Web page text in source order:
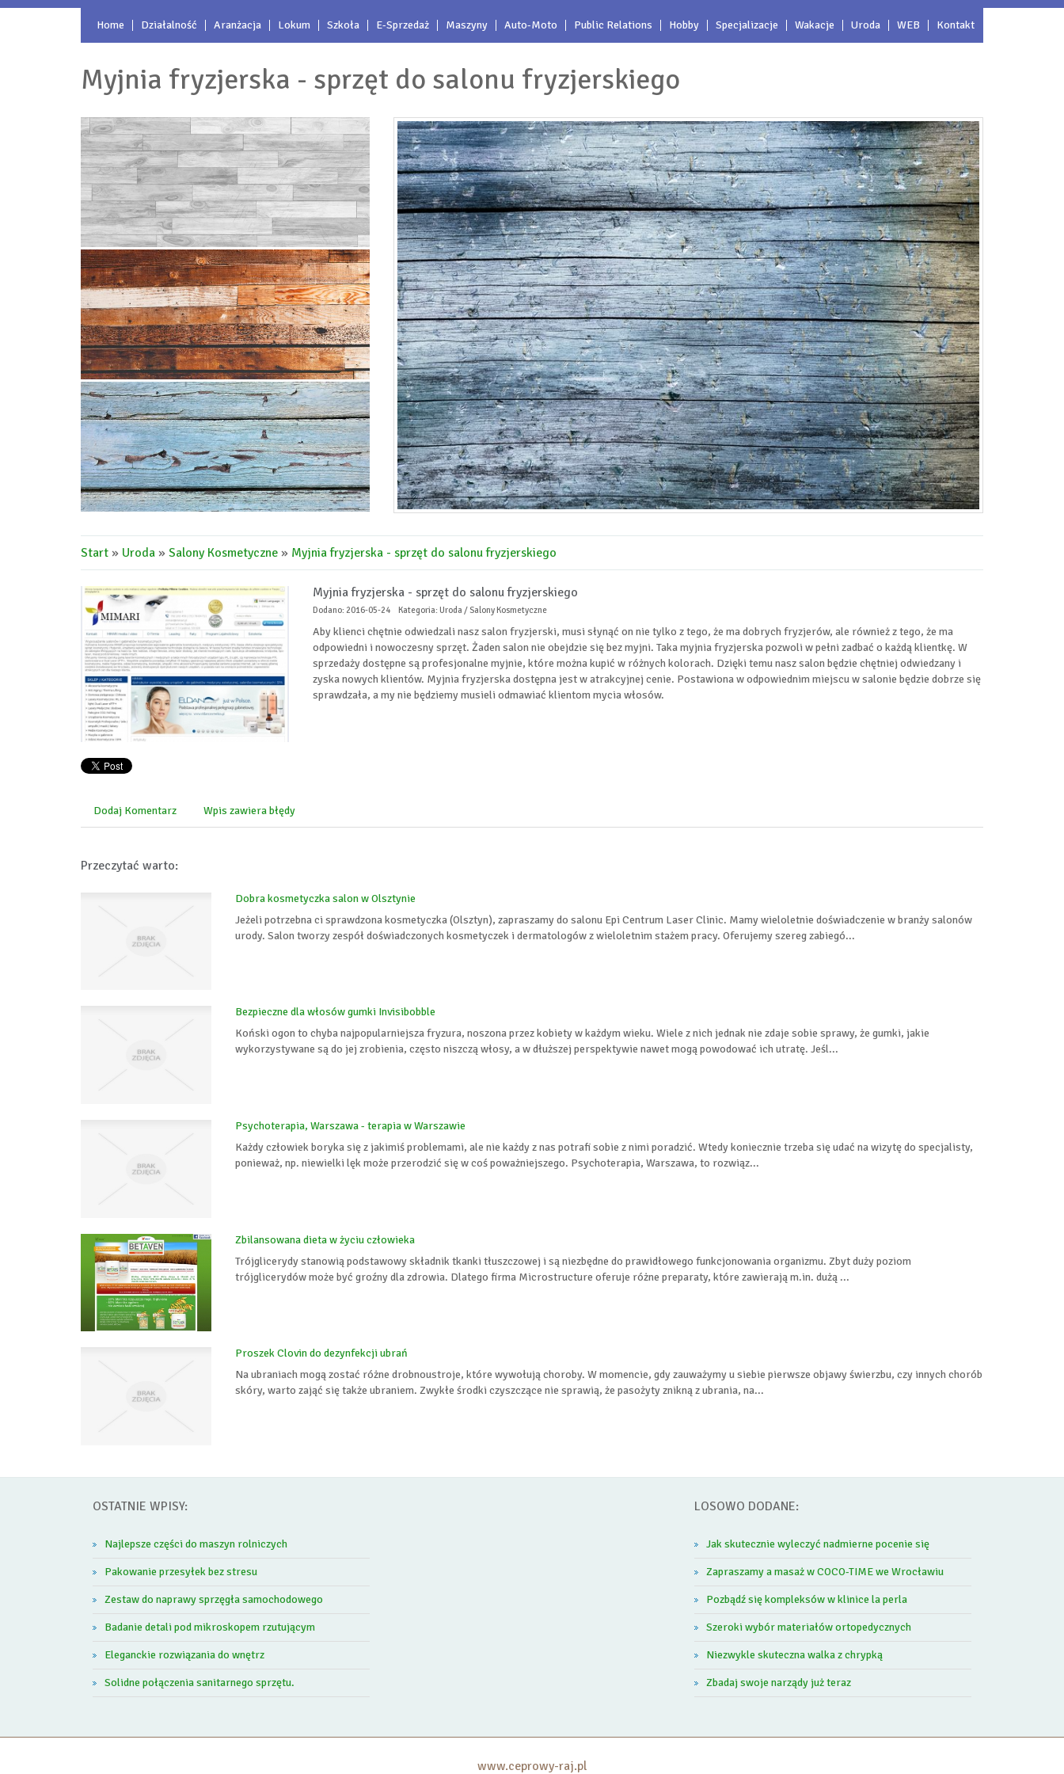
Home Działalność Aranżacja Lokum Szkoła E-Sprzedaż Maszyny Auto-Moto Public Relations Hobby Specjalizacje Wakacje Uroda WEB Kontakt
Myjnia fryzjerska - sprzęt do salonu fryzjerskiego
Start » Uroda » Salony Kosmetyczne » Myjnia fryzjerska - sprzęt do salonu fryzjerskiego
Myjnia fryzjerska - sprzęt do salonu fryzjerskiego
Dodano: 2016-05-24 Kategoria: Uroda / Salony Kosmetyczne
Aby klienci chętnie odwiedzali nasz salon fryzjerski, musi słynąć on nie tylko z tego, że ma dobrych fryzjerów, ale również z tego, że ma
odpowiedni i nowoczesny sprzęt. Żaden salon nie obejdzie się bez myjni. Taka myjnia fryzjerska pozwoli w pełni zadbać o każdą klientkę. W
sprzedaży dostępne są profesjonalne myjnie, które można kupić w różnych kolorach. Dzięki temu nasz salon będzie chętniej odwiedzany i
zyska nowych klientów. Myjnia fryzjerska dostępna jest w atrakcyjnej cenie. Postawiona w odpowiednim miejscu w salonie będzie dobrze się
sprawdzała, a my nie będziemy musieli odmawiać klientom mycia włosów.
Dodaj Komentarz Wpis zawiera błędy
Przeczytać warto:
Dobra kosmetyczka salon w Olsztynie
Jeżeli potrzebna ci sprawdzona kosmetyczka (Olsztyn), zapraszamy do salonu Epi Centrum Laser Clinic. Mamy wieloletnie doświadczenie w branży salonów
urody. Salon tworzy zespół doświadczonych kosmetyczek i dermatologów z wieloletnim stażem pracy. Oferujemy szereg zabiegó...
Bezpieczne dla włosów gumki Invisibobble
Koński ogon to chyba najpopularniejsza fryzura, noszona przez kobiety w każdym wieku. Wiele z nich jednak nie zdaje sobie sprawy, że gumki, jakie
wykorzystywane są do jej zrobienia, często niszczą włosy, a w dłuższej perspektywie nawet mogą powodować ich utratę. Jeśl...
Psychoterapia, Warszawa - terapia w Warszawie
Każdy człowiek boryka się z jakimiś problemami, ale nie każdy z nas potrafi sobie z nimi poradzić. Wtedy koniecznie trzeba się udać na wizytę do specjalisty,
ponieważ, np. niewielki lęk może przerodzić się w coś poważniejszego. Psychoterapia, Warszawa, to rozwiąz...
Zbilansowana dieta w życiu człowieka
Trójglicerydy stanowią podstawowy składnik tkanki tłuszczowej i są niezbędne do prawidłowego funkcjonowania organizmu. Zbyt duży poziom
trójglicerydów może być groźny dla zdrowia. Dlatego firma Microstructure oferuje różne preparaty, które zawierają m.in. dużą ...
Proszek Clovin do dezynfekcji ubrań
Na ubraniach mogą zostać różne drobnoustroje, które wywołują choroby. W momencie, gdy zauważymy u siebie pierwsze objawy świerzbu, czy innych chorób
skóry, warto zająć się także ubraniem. Zwykłe środki czyszczące nie sprawią, że pasożyty znikną z ubrania, na...
OSTATNIE WPISY:
Najlepsze części do maszyn rolniczych
Pakowanie przesyłek bez stresu
Zestaw do naprawy sprzęgła samochodowego
Badanie detali pod mikroskopem rzutującym
Eleganckie rozwiązania do wnętrz
Solidne połączenia sanitarnego sprzętu.
LOSOWO DODANE:
Jak skutecznie wyleczyć nadmierne pocenie się
Zapraszamy a masaż w COCO-TIME we Wrocławiu
Pozbądź się kompleksów w klinice la perla
Szeroki wybór materiałów ortopedycznych
Niezwykle skuteczna walka z chrypką
Zbadaj swoje narządy już teraz
www.ceprowy-raj.pl